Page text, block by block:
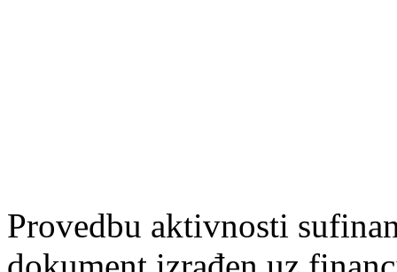
Provedbu aktivnosti